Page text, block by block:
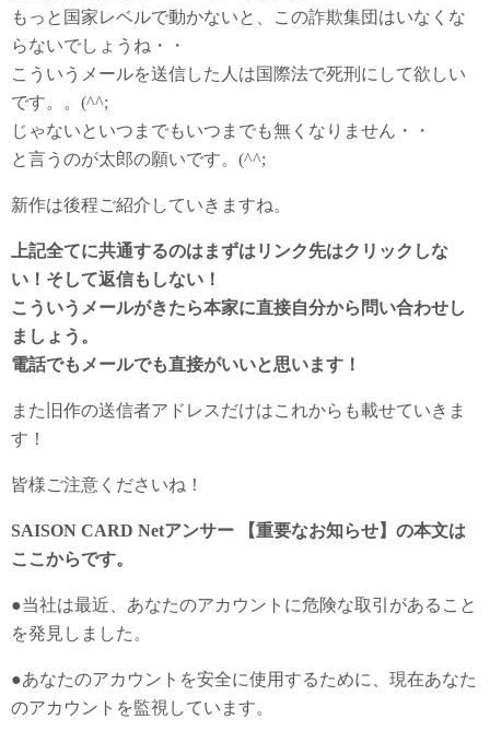
もっと国家レベルで動かないと、この詐欺集団はいなくな
らないでしょうね・・
こういうメールを送信した人は国際法で死刑にして欲しい
です。。(^^;
じゃないといつまでもいつまでも無くなりません・・
と言うのが太郎の願いです。(^^;
新作は後程ご紹介していきますね。
上記全てに共通するのはまずはリンク先はクリックしな
い！そして返信もしない！
こういうメールがきたら本家に直接自分から問い合わせし
ましょう。
電話でもメールでも直接がいいと思います！
また旧作の送信者アドレスだけはこれからも載せていきま
す！
皆様ご注意くださいね！
SAISON CARD Netアンサー 【重要なお知らせ】の本文は
ここからです。
●当社は最近、あなたのアカウントに危険な取引があること
を発見しました。
●あなたのアカウントを安全に使用するために、現在あなた
のアカウントを監視しています。